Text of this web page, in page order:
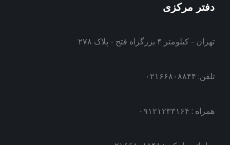
دفتر مرکزی
تهران - کیلومتر ۴ بزرگراه فتح - پلاک ۲۷۸
تلفن: ۰۲۱۶۶۸۰۸۸۴۴
همراه : ۰۹۱۲۱۲۳۳۱۶۴